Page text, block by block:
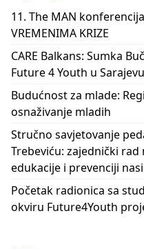
11. The MAN
VREMENIMA KRIZE
CARE Balkans: Sumka
Future 4 Youth u Sarajevu
Budućnost za mlade:
osnaživanje mladih
Stručno savjetovanje
Trebeviću: zajednički
edukacije i prevenciji
Početak radionica sa
okviru Future4Youth